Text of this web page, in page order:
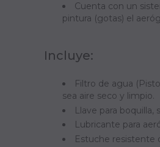
Cuenta con un
pintura (gotas) el
Incluye:
Filtro de agua
sea aire seco y limpio.
Llave para boquilla,
Lubricante para
Estuche resistente